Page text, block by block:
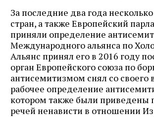
За последние два года
стран, а также Европейский
приняли определение
Международного альянса по
Альянс принял его в 2016 году
орган Европейского союза по
антисемитизмом снял со своего
рабочее определение
котором также были приведены
речей ненависти в отношении